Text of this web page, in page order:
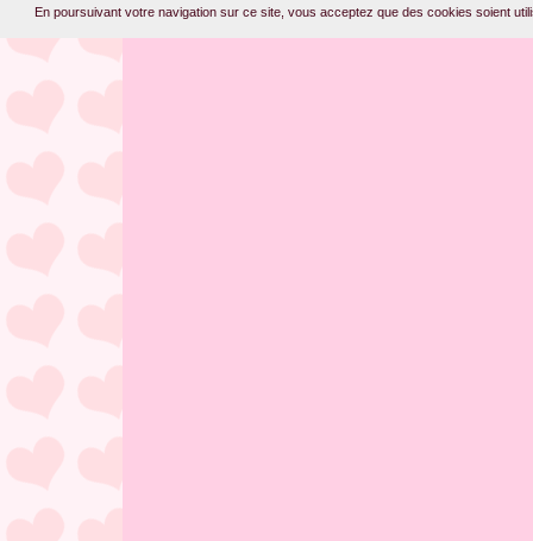
En poursuivant votre navigation sur ce site, vous acceptez que des cookies soient